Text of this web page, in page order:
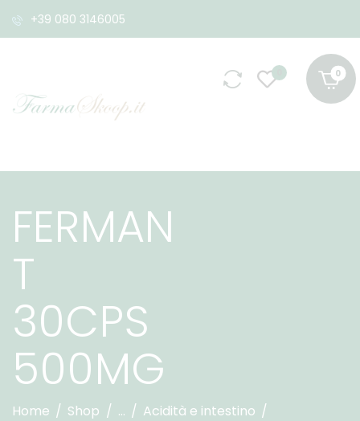
+39 080 3146005
0
FERMAN
T
30CPS
500MG
Home Shop ...
Acidità e intestino